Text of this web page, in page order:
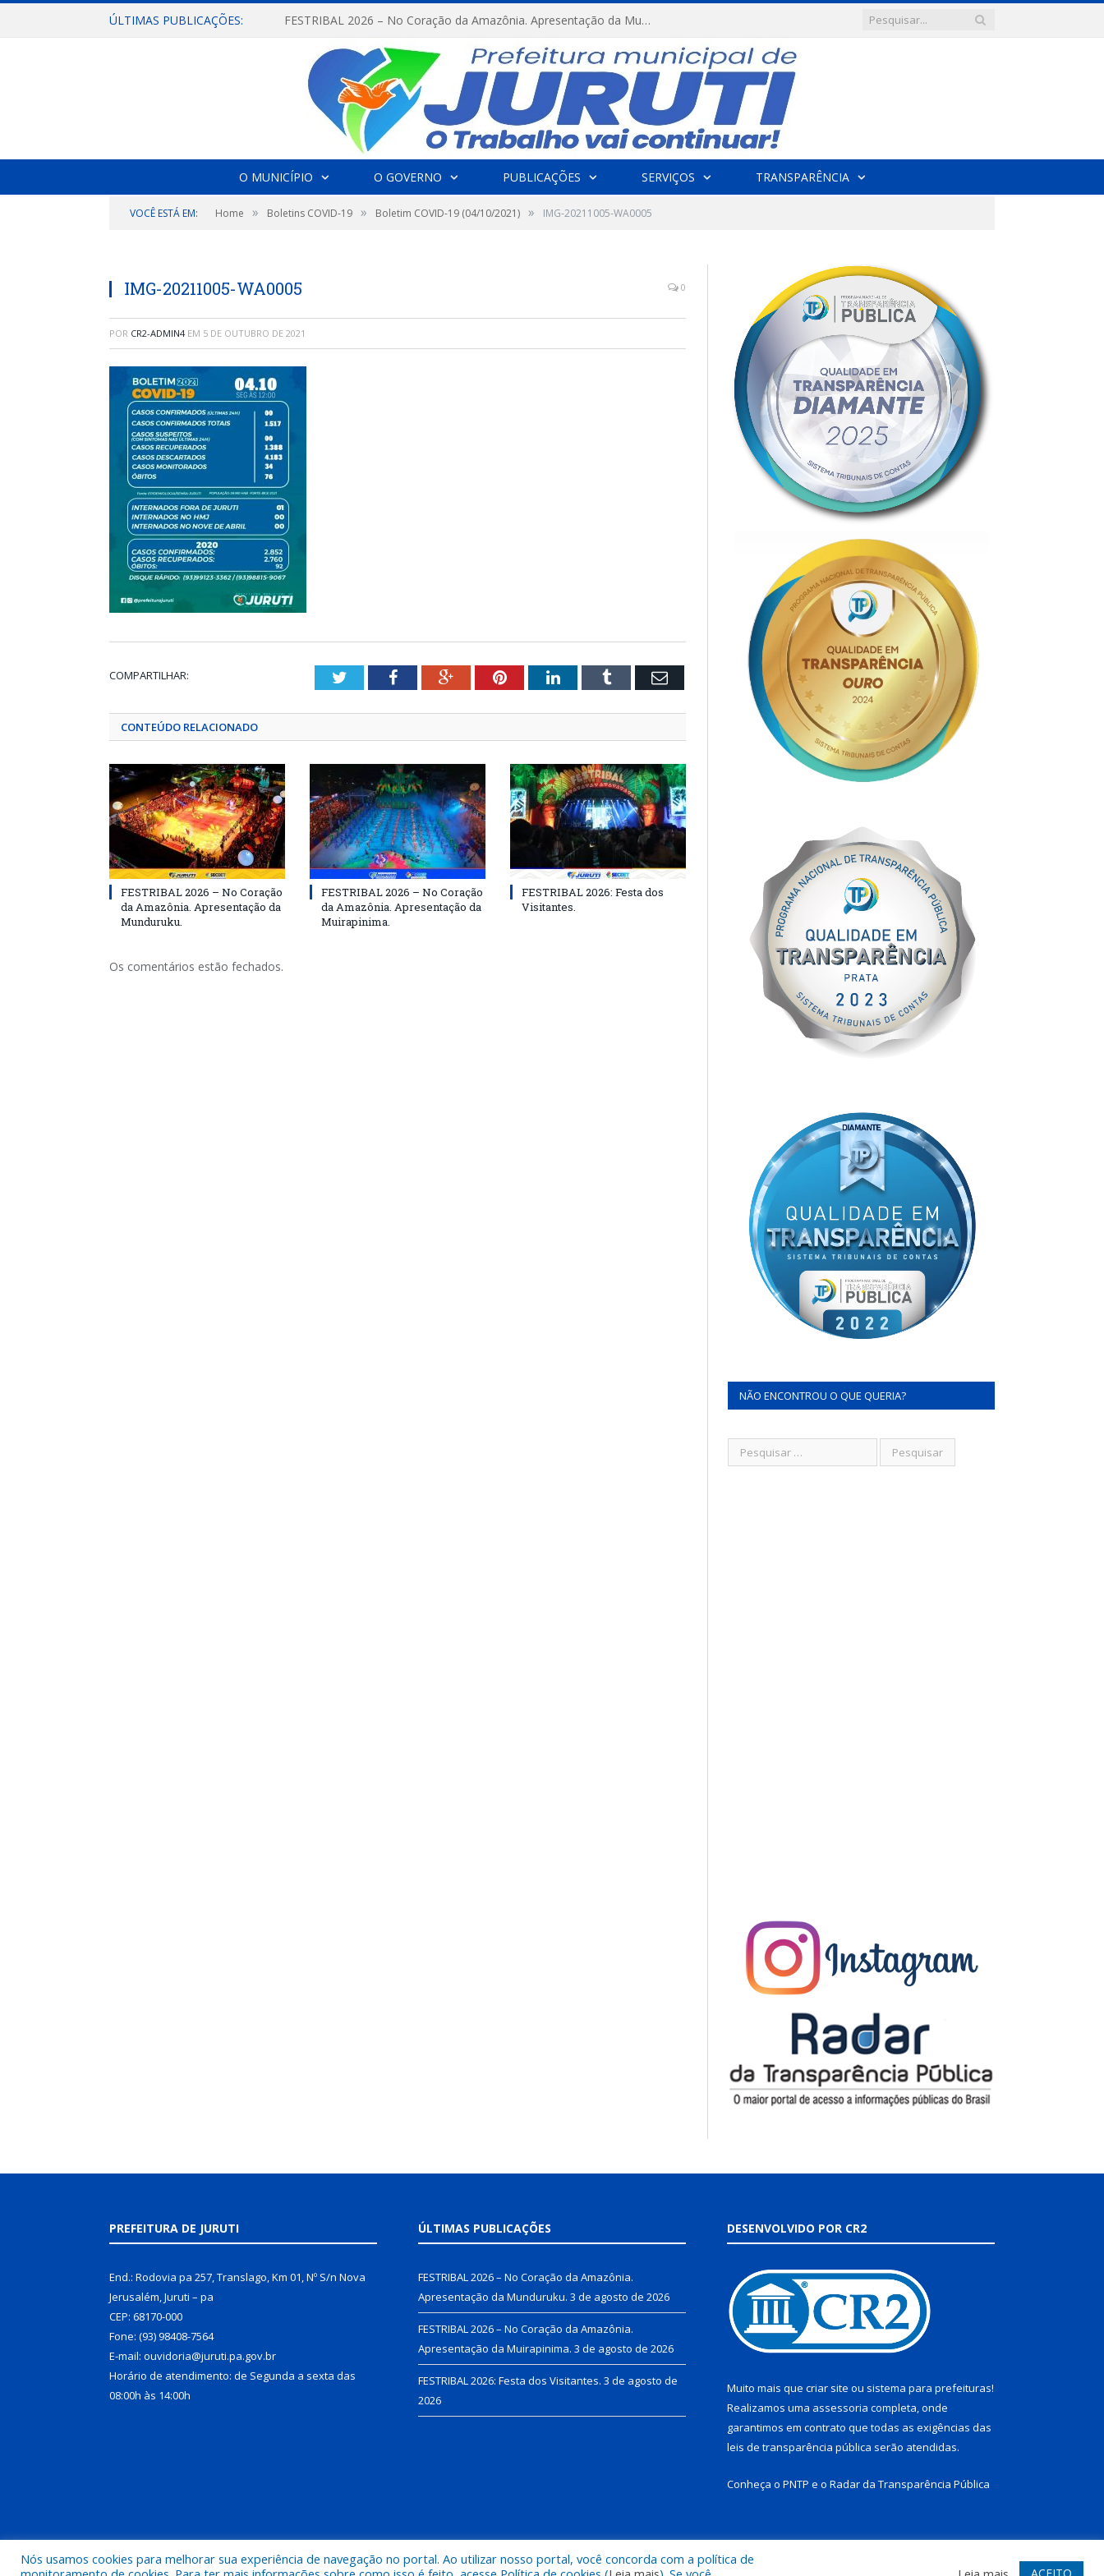
ÚLTIMAS PUBLICAÇÕES: FESTRIBAL 2026 – No Coração da Amazônia. Apresentação da Munduruku.
O MUNICÍPIO O GOVERNO PUBLICAÇÕES SERVIÇOS TRANSPARÊNCIA
VOCÊ ESTÁ EM: Home » Boletins COVID-19 » Boletim COVID-19 (04/10/2021) » IMG-20211005-WA0005
IMG-20211005-WA0005 0
POR CR2-ADMIN4 EM 5 DE OUTUBRO DE 2021
COMPARTILHAR: TwitterFacebookGoogle+PinterestLinkedInTumblr Email
CONTEÚDO RELACIONADO
FESTRIBAL 2026 – No Coração
da Amazônia. Apresentação da
Munduruku.
FESTRIBAL 2026 – No Coração
da Amazônia. Apresentação da
Muirapinima.
FESTRIBAL 2026: Festa dos
Visitantes.
Os comentários estão fechados.
NÃO ENCONTROU O QUE QUERIA?
PREFEITURA DE JURUTI
End.: Rodovia pa 257, Translago, Km 01, Nº S/n Nova
Jerusalém, Juruti – pa
CEP: 68170-000
Fone: (93) 98408-7564
E-mail: ouvidoria@juruti.pa.gov.br
Horário de atendimento: de Segunda a sexta das
08:00h às 14:00h
ÚLTIMAS PUBLICAÇÕES
FESTRIBAL 2026 – No Coração da Amazônia.
Apresentação da Munduruku. 3 de agosto de 2026
FESTRIBAL 2026 – No Coração da Amazônia.
Apresentação da Muirapinima. 3 de agosto de 2026
FESTRIBAL 2026: Festa dos Visitantes. 3 de agosto de
2026
DESENVOLVIDO POR CR2
Muito mais que criar site ou sistema para prefeituras!
Realizamos uma assessoria completa, onde
garantimos em contrato que todas as exigências das
leis de transparência pública serão atendidas.
Conheça o PNTP e o Radar da Transparência Pública
Todos os direitos reservados a Prefeitura Municipal de Juruti. Mapa do Site Acessar Webmail
Nós usamos cookies para melhorar sua experiência de navegação no portal. Ao utilizar nosso portal, você concorda com a política de
ACEITO